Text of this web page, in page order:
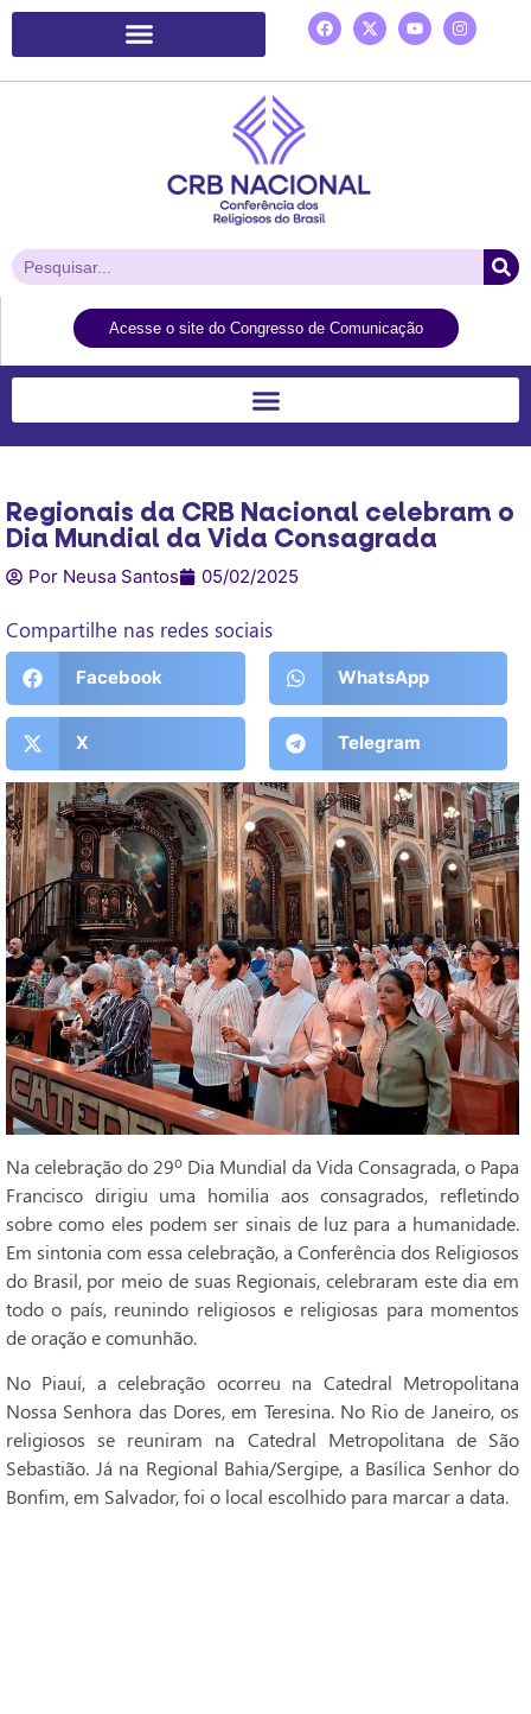
Acesse o site do Congresso de Comunicação
Regionais da CRB Nacional celebram o
Dia Mundial da Vida Consagrada
Por Neusa Santos 05/02/2025
Compartilhe nas redes sociais
Facebook WhatsApp
X Telegram
Na celebração do 29º Dia Mundial da Vida Consagrada, o Papa
Francisco dirigiu uma homilia aos consagrados, refletindo
sobre como eles podem ser sinais de luz para a humanidade.
Em sintonia com essa celebração, a Conferência dos Religiosos
do Brasil, por meio de suas Regionais, celebraram este dia em
todo o país, reunindo religiosos e religiosas para momentos
de oração e comunhão.
No Piauí, a celebração ocorreu na Catedral Metropolitana
Nossa Senhora das Dores, em Teresina. No Rio de Janeiro, os
religiosos se reuniram na Catedral Metropolitana de São
Sebastião. Já na Regional Bahia/Sergipe, a Basílica Senhor do
Bonfim, em Salvador, foi o local escolhido para marcar a data.